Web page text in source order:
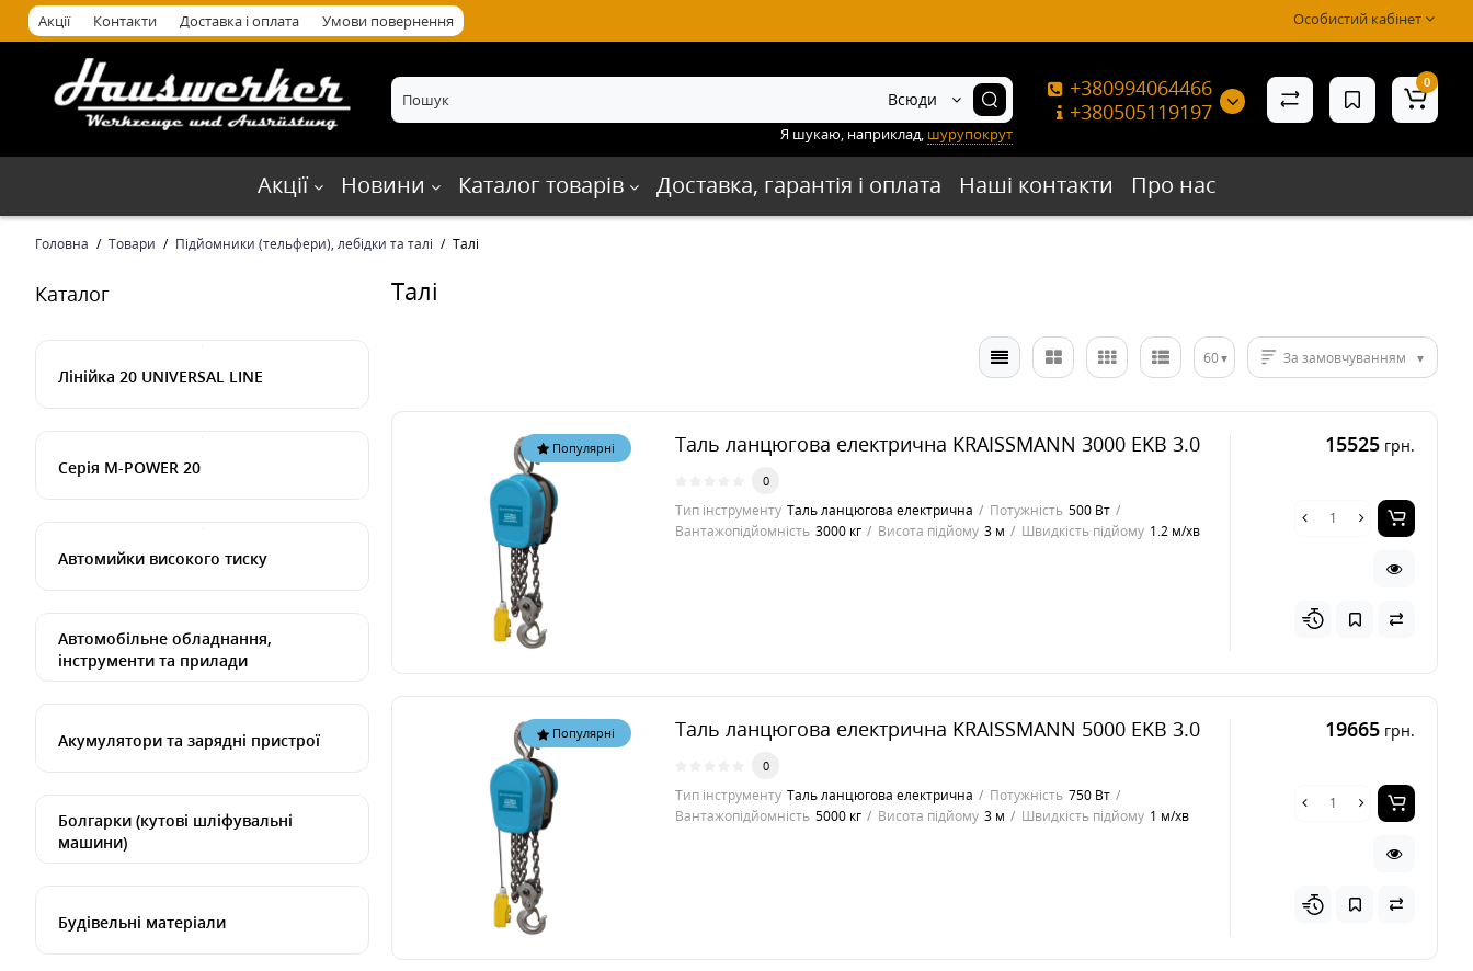
Акції Контакти Доставка і оплата Умови повернення Особистий кабінет
+380994064466
+380505119197
Всюди
Я шукаю, наприклад, шурупокрут
0
Акції Новини Каталог товарів Доставка, гарантія і оплата Наші контакти Про нас
Головна Товари Підйомники (тельфери), лебідки та талі Талі
Каталог
Лінійка 20 UNIVERSAL LINE
Серія M-POWER 20
Автомийки високого тиску
Автомобільне обладнання,
інструменти та прилади
Акумулятори та зарядні пристрої
Болгарки (кутові шліфувальні
машини)
Будівельні матеріали
Талі
60 За замовчуванням
Популярні Таль ланцюгова електрична KRAISSMANN 3000 EKB 3.0
Тип інструменту Таль ланцюгова електрична Потужність 500 Вт
Вантажопідйомність 3000 кг Висота підйому 3 м Швидкість підйому 1.2 м/хв
0
15525 грн.
Популярні Таль ланцюгова електрична KRAISSMANN 5000 EKB 3.0
Тип інструменту Таль ланцюгова електрична Потужність 750 Вт
Вантажопідйомність 5000 кг Висота підйому 3 м Швидкість підйому 1 м/хв
0
19665 грн.